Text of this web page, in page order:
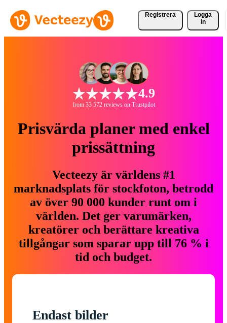
Registrera
Logga
in
4.9
from 33 572 reviews on Trustpilot
Prisvärda planer med enkel
prissättning
Vecteezy är världens #1
marknadsplats för stockfoton, betrodd
av över 90 000 kunder runt om i
världen. Det ger varumärken,
kreatörer och berättare kreativa
tillgångar som sparar upp till 76 % i
tid och budget.
Endast bilder